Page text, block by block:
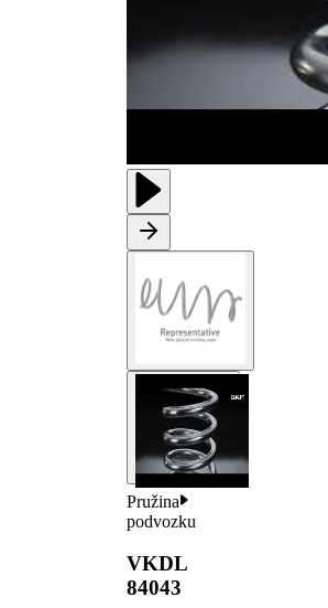
Pružina
podvozku
VKDL
84043